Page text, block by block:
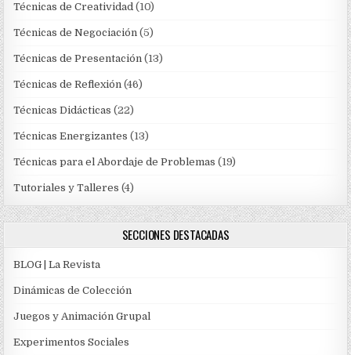
Técnicas de Creatividad (10)
Técnicas de Negociación (5)
Técnicas de Presentación (13)
Técnicas de Reflexión (46)
Técnicas Didácticas (22)
Técnicas Energizantes (13)
Técnicas para el Abordaje de Problemas (19)
Tutoriales y Talleres (4)
SECCIONES DESTACADAS
BLOG | La Revista
Dinámicas de Colección
Juegos y Animación Grupal
Experimentos Sociales